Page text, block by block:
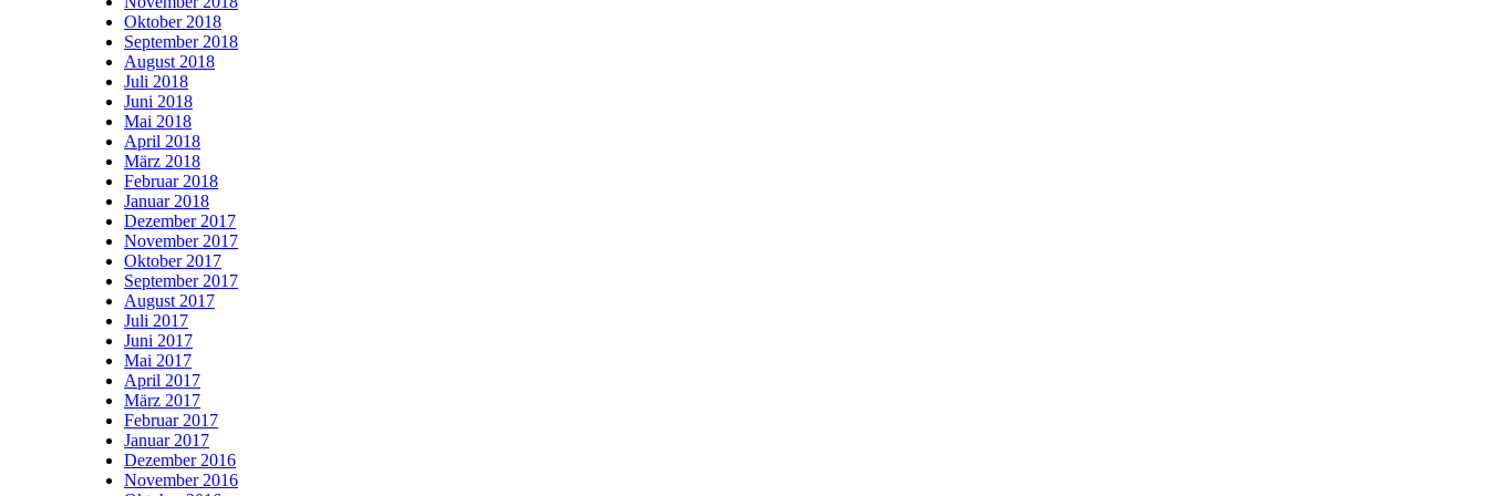
Oktober 2018
September 2018
August 2018
Juli 2018
Juni 2018
Mai 2018
April 2018
März 2018
Februar 2018
Januar 2018
Dezember 2017
November 2017
Oktober 2017
September 2017
August 2017
Juli 2017
Juni 2017
Mai 2017
April 2017
März 2017
Februar 2017
Januar 2017
Dezember 2016
November 2016